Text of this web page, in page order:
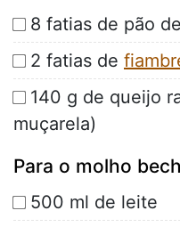
8 fatias de pão
2 fatias de
140 g de queijo
muçarela)
Para o molho
500 ml de leite